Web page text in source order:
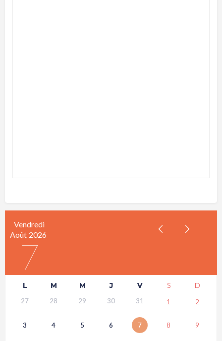
Vendredi
Août 2026
7
L M M J V S D
27 28 29 30 31 1 2
3 4 5 6 7 8 9